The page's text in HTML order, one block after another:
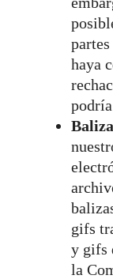
haya
gifs
y gifs
la